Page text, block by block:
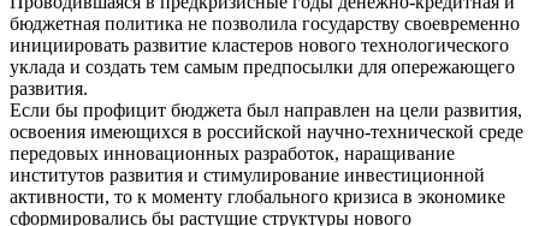
бюджетная политика не позволила государству своевременно
инициировать развитие кластеров нового технологического
уклада и создать тем самым предпосылки для опережающего
развития.
Если бы профицит бюджета был направлен на цели развития,
освоения имеющихся в российской научно-технической среде
передовых инновационных разработок, наращивание
институтов развития и стимулирование инвестиционной
активности, то к моменту глобального кризиса в экономике
сформировались бы растущие структуры нового